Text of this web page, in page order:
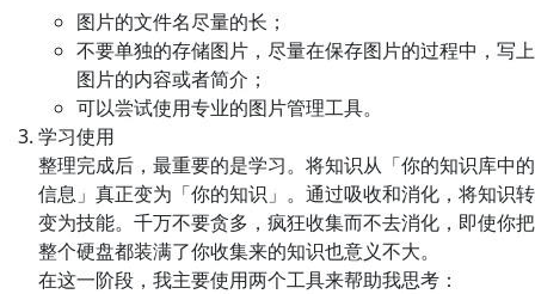
图片的文件名尽量的长；
不要单独的存储图片，尽量在保存图片的过程中，写上
图片的内容或者简介；
可以尝试使用专业的图片管理工具。
学习使用
整理完成后，最重要的是学习。将知识从「你的知识库中的
信息」真正变为「你的知识」。通过吸收和消化，将知识转
变为技能。千万不要贪多，疯狂收集而不去消化，即使你把
整个硬盘都装满了你收集来的知识也意义不大。
在这一阶段，我主要使用两个工具来帮助我思考：